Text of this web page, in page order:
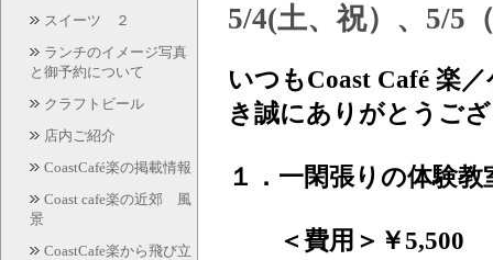
スイーツ ２
ランチのイメージ写真
と御予約について
クラフトビール
店内ご紹介
CoastCafé楽の掲載情報
Coast cafe楽の近郊 風
景
CoastCafe楽から飛び立
5/4(土、祝）、5/5
いつもCoast Café 楽
き誠にありがとうご
１．一閑張りの体
＜費用＞￥5,500